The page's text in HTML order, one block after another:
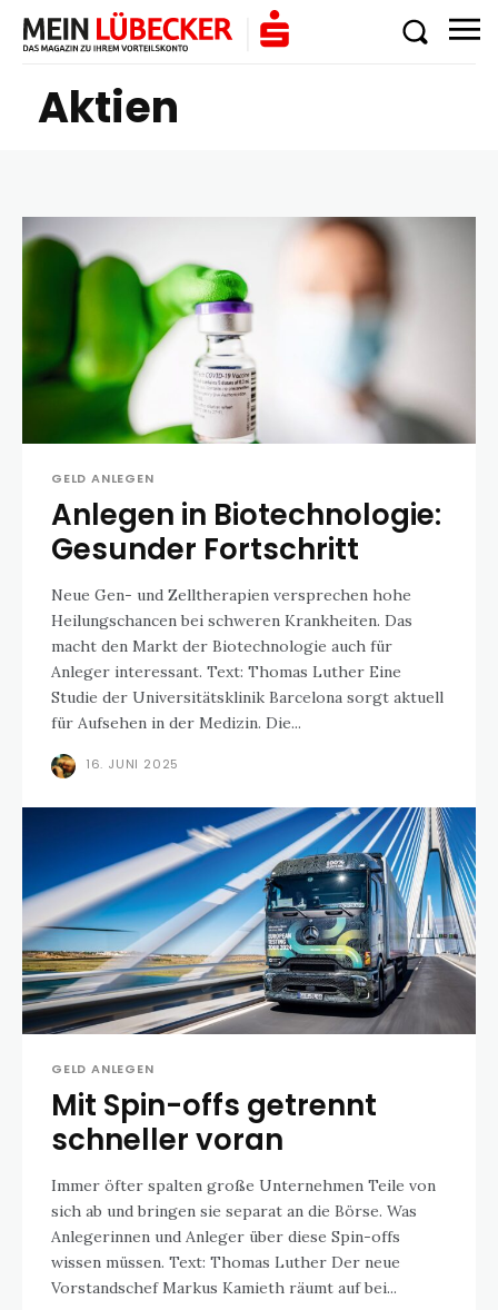
Aktien
GELD ANLEGEN
Anlegen in Biotechnologie:
Gesunder Fortschritt
Neue Gen- und Zelltherapien versprechen hohe
Heilungschancen bei schweren Krankheiten. Das
macht den Markt der Biotechnologie auch für
Anleger interessant. Text: Thomas Luther Eine
Studie der Universitätsklinik Barcelona sorgt aktuell
für Aufsehen in der Medizin. Die...
16. JUNI 2025
GELD ANLEGEN
Mit Spin-offs getrennt
schneller voran
Immer öfter spalten große Unternehmen Teile von
sich ab und bringen sie separat an die Börse. Was
Anlegerinnen und Anleger über diese Spin-offs
wissen müssen. Text: Thomas Luther Der neue
Vorstandschef Markus Kamieth räumt auf bei...